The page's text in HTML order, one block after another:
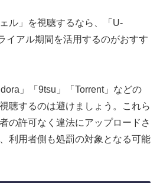
ル」を視聴するなら、「U-
イアル期間を活用するのがおすす
」「9tsu」「Torrent」などの
聴するのは避けましょう。これら
の許可なく違法にアップロードさ
利用者側も処罰の対象となる可能